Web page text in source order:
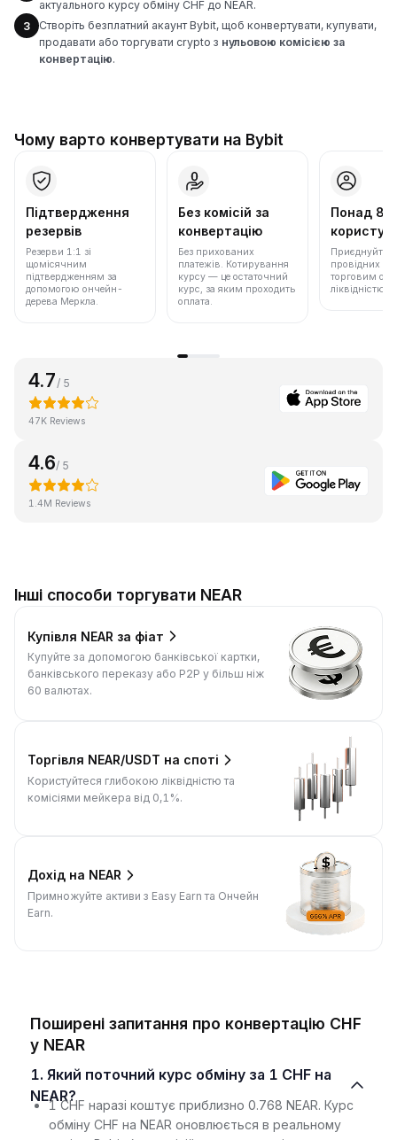
актуального курсу обміну CHF до NEAR.
3
Створіть безплатний акаунт Bybit, щоб конвертувати, купувати,
продавати або торгувати crypto з нульовою комісією за
конвертацію.
Чому варто конвертувати на Bybit
Підтвердження
резервів
Резерви 1:1 зі
щомісячним
підтвердженням за
допомогою ончейн-
дерева Меркла.
Без комісій за
конвертацію
Без прихованих
платежів. Котирування
курсу — це остаточний
курс, за яким проходить
оплата.
Понад 86
Приєднуйтеся
провідних
торговим
ліквідністю.
4.7 / 5
47K Reviews
4.6/ 5
1.4M Reviews
Інші способи торгувати NEAR
Купівля NEAR за фіат
Купуйте за допомогою банківської картки,
банківського переказу або P2P у більш ніж
60 валютах.
Торгівля NEAR/USDT на споті
Користуйтеся глибокою ліквідністю та
комісіями мейкера від 0,1%.
Дохід на NEAR
Примножуйте активи з Easy Earn та Ончейн
Earn.
Поширені запитання про конвертацію CHF
у NEAR
1. Який поточний курс обміну за 1 CHF на
NEAR?
1 CHF наразі коштує приблизно 0.768 NEAR. Курс
обміну CHF на NEAR оновлюється в реальному